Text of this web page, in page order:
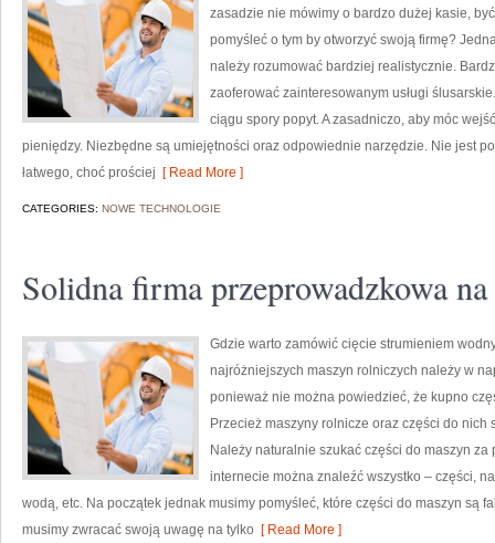
zasadzie nie mówimy o bardzo dużej kasie,
pomyśleć o tym by otworzyć swoją firmę?
należy rozumować bardziej realistycznie.
zaoferować zainteresowanym usługi
ciągu spory popyt. A zasadniczo, aby móc
pieniędzy. Niezbędne są umiejętności oraz odpowiednie narzędzie. Nie jest
łatwego, choć prościej [ Read More ]
CATEGORIES: NOWE TECHNOLOGIE
Solidna firma przeprowadzkowa
Gdzie warto zamówić cięcie strumieniem
najróżniejszych maszyn rolniczych należy w
ponieważ nie można powiedzieć, że kupno
Przecież maszyny rolnicze oraz części do
Należy naturalnie szukać części do maszyn
internecie można znaleźć wszystko – części,
wodą, etc. Na początek jednak musimy pomyśleć, które części do maszyn są
musimy zwracać swoją uwagę na tylko [ Read More ]